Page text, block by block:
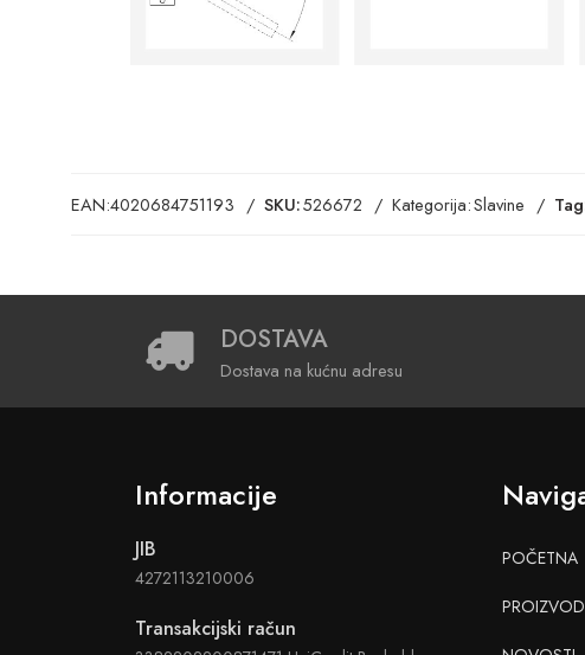
EAN:4020684751193 SKU:526672 Kategorija:Slavine
DOSTAVA
Dostava na kućnu adresu
Informacije
JIB
4272113210006
Transakcijski račun
POČETNA